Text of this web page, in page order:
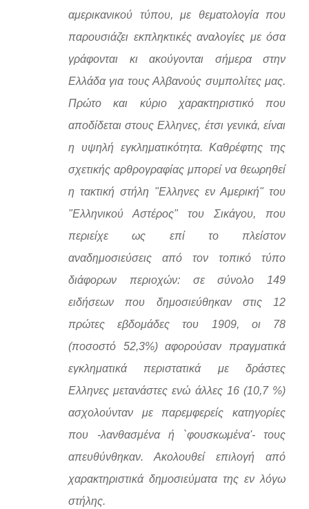
αμερικανικού τύπου, με θεματολογία που
παρουσιάζει εκπληκτικές αναλογίες με όσα
γράφονται κι ακούγονται σήμερα στην
Ελλάδα για τους Αλβανούς συμπολίτες μας.
Πρώτο και κύριο χαρακτηριστικό που
αποδίδεται στους Ελληνες, έτσι γενικά, είναι
η υψηλή εγκληματικότητα. Καθρέφτης της
σχετικής αρθρογραφίας μπορεί να θεωρηθεί
η τακτική στήλη "Ελληνες εν Αμερική" του
"Ελληνικού Αστέρος" του Σικάγου, που
περιείχε ως επί το πλείστον
αναδημοσιεύσεις από τον τοπικό τύπο
διάφορων περιοχών: σε σύνολο 149
ειδήσεων που δημοσιεύθηκαν στις 12
πρώτες εβδομάδες του 1909, οι 78
(ποσοστό 52,3%) αφορούσαν πραγματικά
εγκληματικά περιστατικά με δράστες
Ελληνες μετανάστες ενώ άλλες 16 (10,7 %)
ασχολούνταν με παρεμφερείς κατηγορίες
που -λανθασμένα ή `φουσκωμένα'- τους
απευθύνθηκαν. Ακολουθεί επιλογή από
χαρακτηριστικά δημοσιεύματα της εν λόγω
στήλης.